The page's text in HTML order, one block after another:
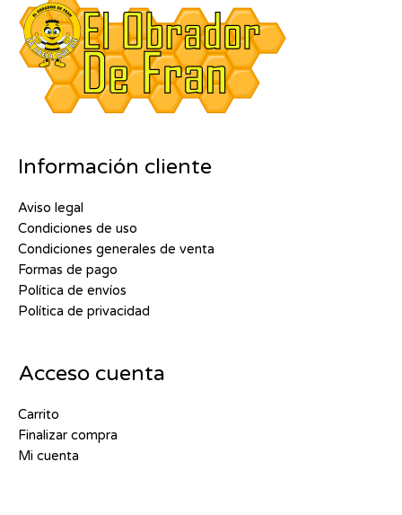
Información cliente
Aviso legal
Condiciones de uso
Condiciones generales de venta
Formas de pago
Política de envíos
Política de privacidad
Acceso cuenta
Carrito
Finalizar compra
Mi cuenta